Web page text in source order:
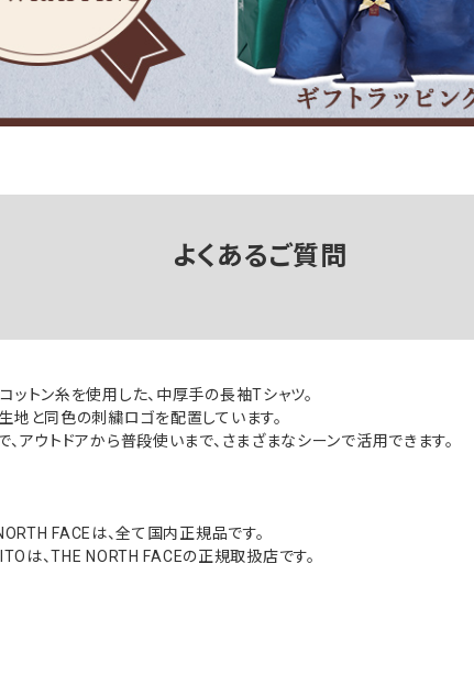
よくあるご質問
ットン糸を使用した、中厚手の長袖Tシャツ。
地と同色の刺繍ロゴを配置しています。
、アウトドアから普段使いまで、さまざまなシーンで活用できます。
FACEは、全て国内正規品です。
、THE NORTH FACEの正規取扱店です。